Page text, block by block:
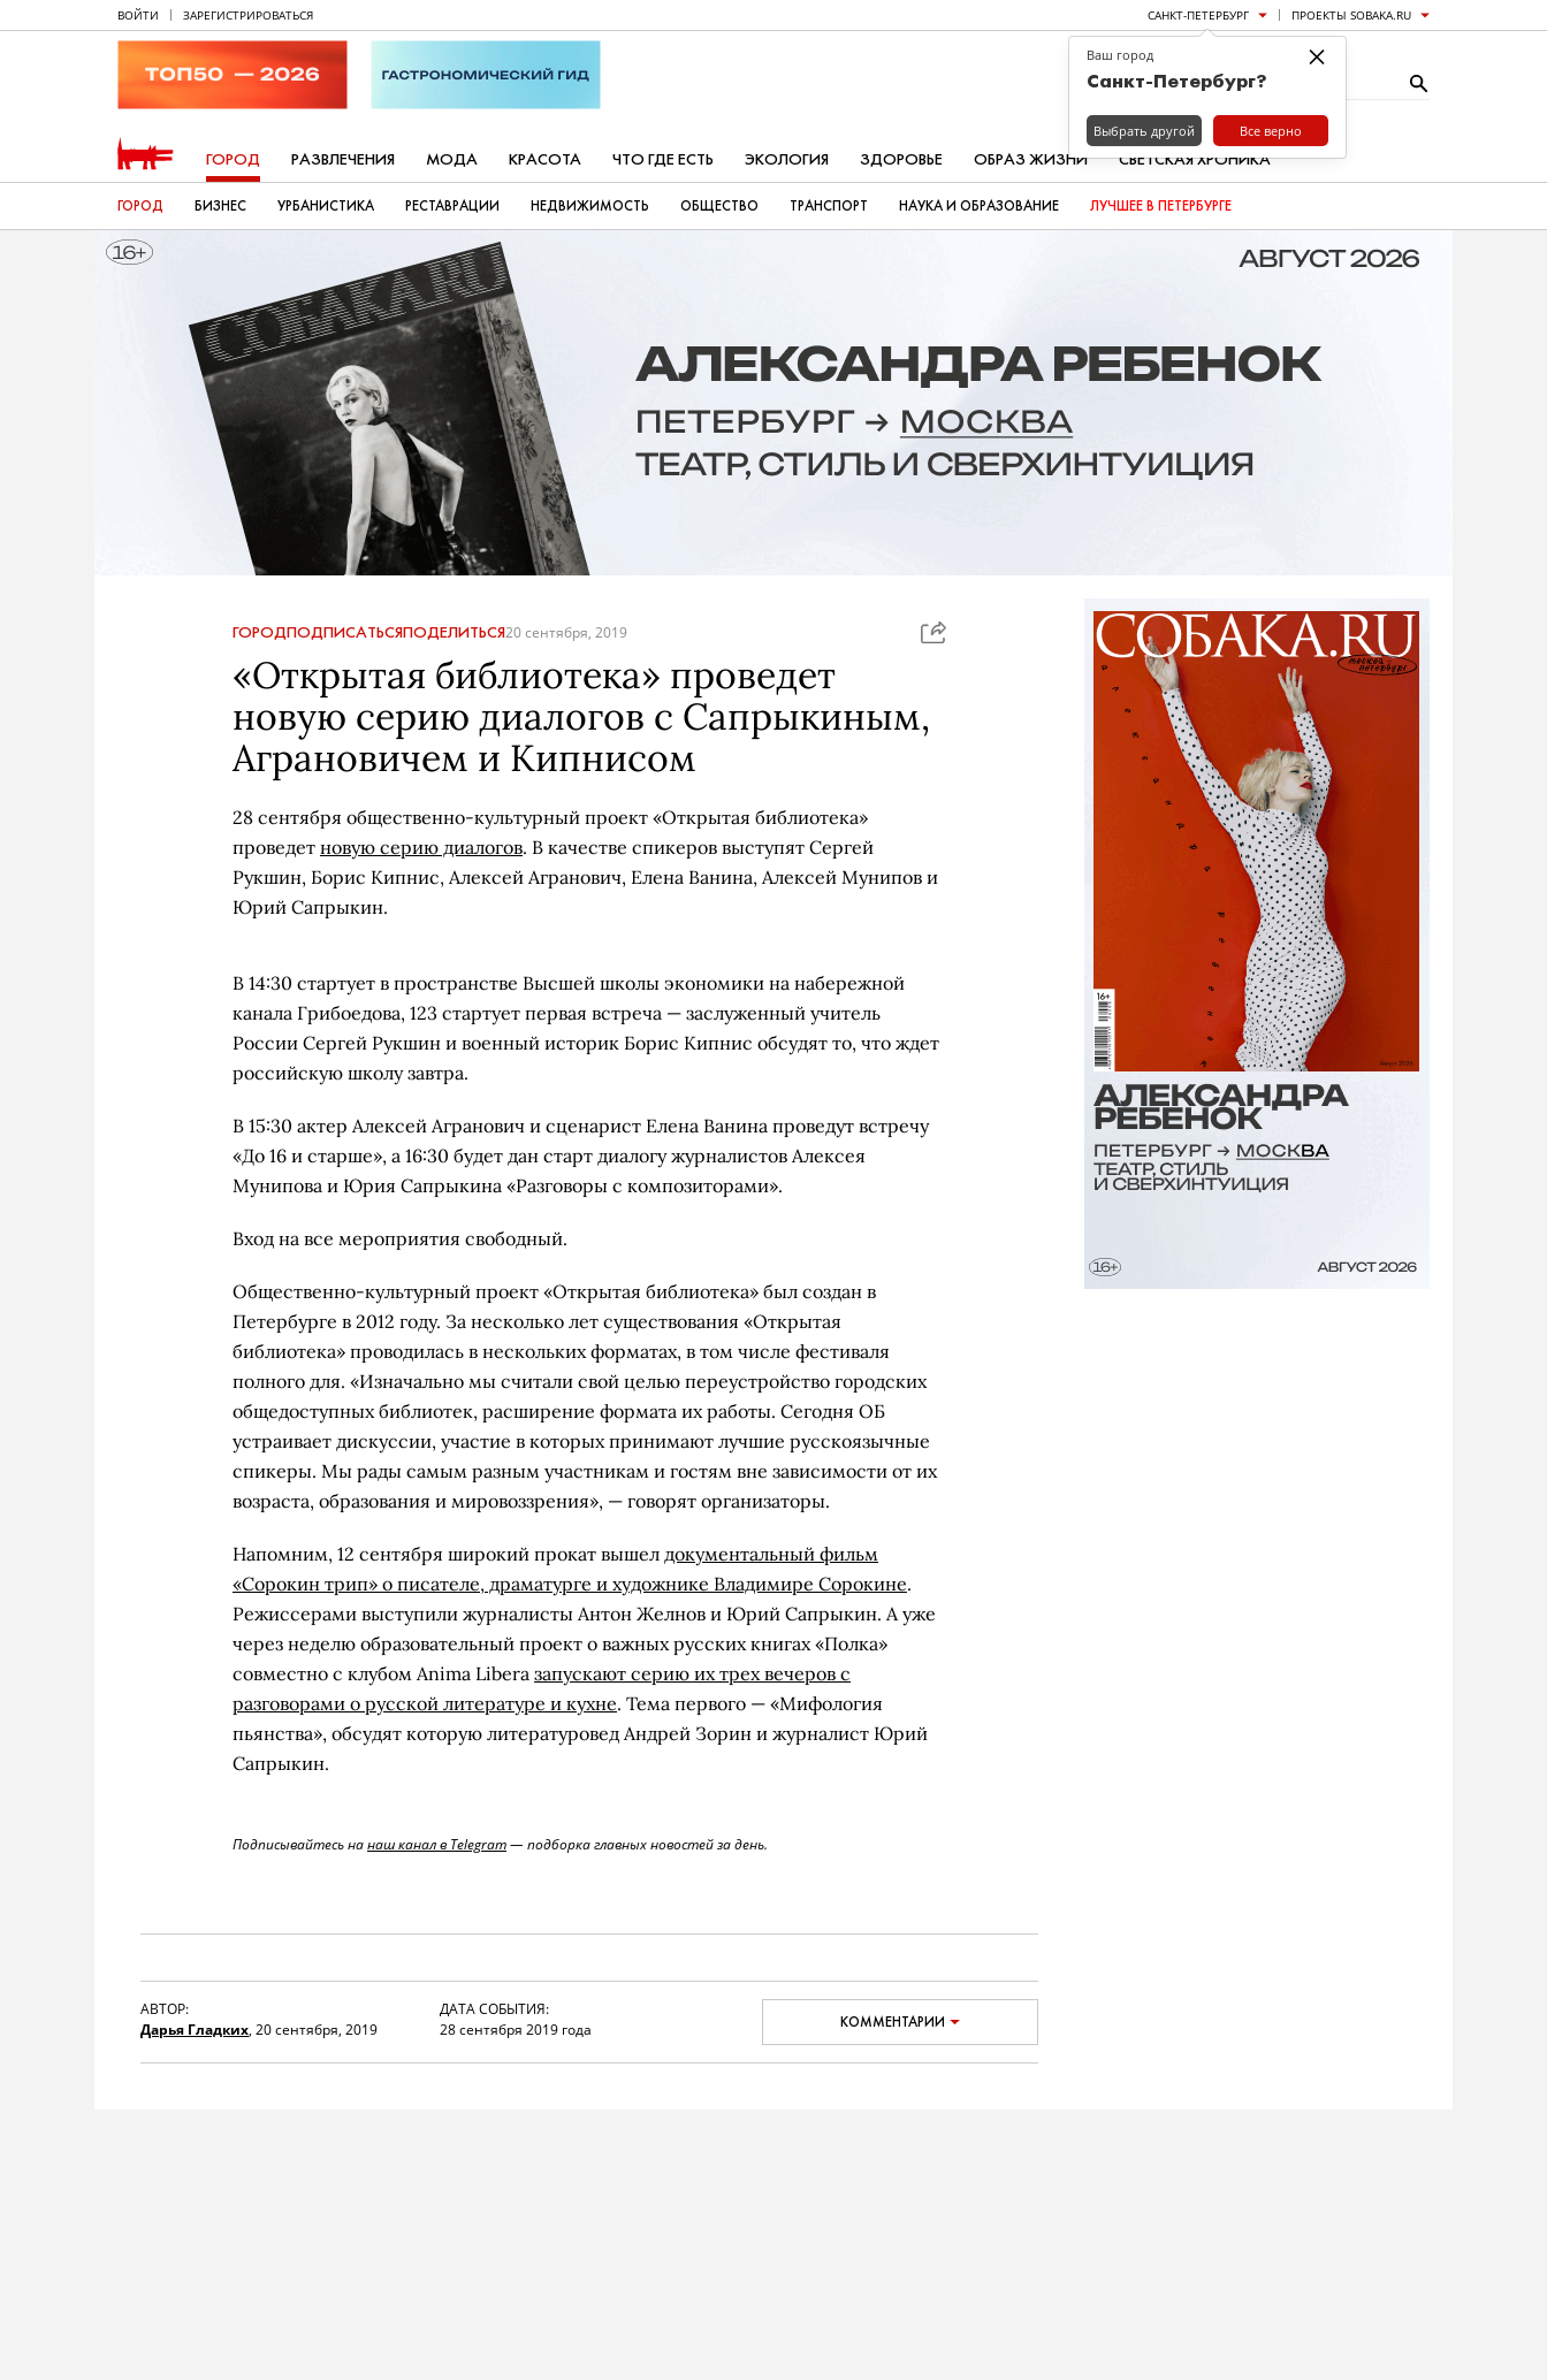
ВОЙТИ ЗАРЕГИСТРИРОВАТЬСЯ САНКТ-ПЕТЕРБУРГ ПРОЕКТЫ SOBAKA.RU
ГОРОД РАЗВЛЕЧЕНИЯ МОДА КРАСОТА ЧТО ГДЕ ЕСТЬ ЭКОЛОГИЯ ЗДОРОВЬЕ ОБРАЗ ЖИЗНИ СВЕТСКАЯ ХРОНИКА
ГОРОД БИЗНЕС УРБАНИСТИКА РЕСТАВРАЦИИ НЕДВИЖИМОСТЬ ОБЩЕСТВО ТРАНСПОРТ НАУКА И ОБРАЗОВАНИЕ ЛУЧШЕЕ В ПЕТЕРБУРГЕ
ГОРОДПОДПИСАТЬСЯПОДЕЛИТЬСЯ20 сентября, 2019
«Открытая библиотека» проведет
новую серию диалогов с Сапрыкиным,
Аграновичем и Кипнисом
28 сентября общественно-культурный проект «Открытая библиотека»
проведет новую серию диалогов. В качестве спикеров выступят Сергей
Рукшин, Борис Кипнис, Алексей Агранович, Елена Ванина, Алексей Мунипов и
Юрий Сапрыкин.
В 14:30 стартует в пространстве Высшей школы экономики на набережной
канала Грибоедова, 123 стартует первая встреча — заслуженный учитель
России Сергей Рукшин и военный историк Борис Кипнис обсудят то, что ждет
российскую школу завтра.
В 15:30 актер Алексей Агранович и сценарист Елена Ванина проведут встречу
«До 16 и старше», а 16:30 будет дан старт диалогу журналистов Алексея
Мунипова и Юрия Сапрыкина «Разговоры с композиторами».
Вход на все мероприятия свободный.
Общественно-культурный проект «Открытая библиотека» был создан в
Петербурге в 2012 году. За несколько лет существования «Открытая
библиотека» проводилась в нескольких форматах, в том числе фестиваля
полного для. «Изначально мы считали свой целью переустройство городских
общедоступных библиотек, расширение формата их работы. Сегодня ОБ
устраивает дискуссии, участие в которых принимают лучшие русскоязычные
спикеры. Мы рады самым разным участникам и гостям вне зависимости от их
возраста, образования и мировоззрения», — говорят организаторы.
Напомним, 12 сентября широкий прокат вышел документальный фильм
«Сорокин трип» о писателе, драматурге и художнике Владимире Сорокине.
Режиссерами выступили журналисты Антон Желнов и Юрий Сапрыкин. А уже
через неделю образовательный проект о важных русских книгах «Полка»
совместно с клубом Anima Libera запускают серию их трех вечеров с
разговорами о русской литературе и кухне. Тема первого — «Мифология
пьянства», обсудят которую литературовед Андрей Зорин и журналист Юрий
Сапрыкин.
Подписывайтесь нанаш канал в Telegram— подборка главных новостей за день.
АВТОР:
Дарья Гладких, 20 сентября, 2019
ДАТА СОБЫТИЯ:
28 сентября 2019 года
КОММЕНТАРИИ
×
Ваш город
Санкт-Петербург?
Выбрать другой Все верно